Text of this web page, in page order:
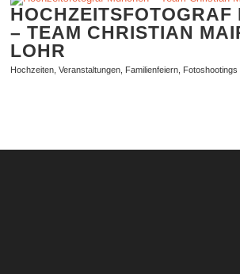
Zum
springen
HOCHZEITSFOTOGRAF
– TEAM CHRISTIAN
LOHR
Hochzeiten, Veranstaltungen, Familienfeiern, Fotoshootings